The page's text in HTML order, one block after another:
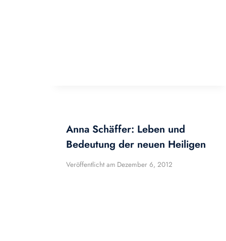
Anna Schäffer: Leben und
Bedeutung der neuen Heiligen
Veröffentlicht am Dezember 6, 2012